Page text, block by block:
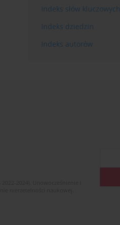
Indeks słów kluczowych
Indeks dziedzin
Indeks autorów